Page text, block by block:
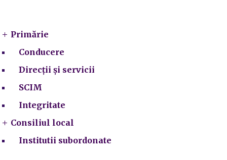
Primărie
Conducere
Direcții și servicii
SCIM
Integritate
Consiliul local
Institutii subordonate